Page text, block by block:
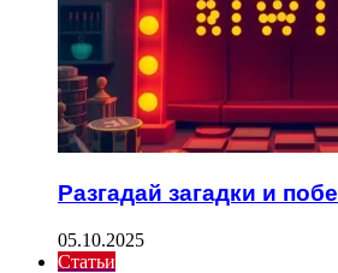
Разгадай загадки и
05.10.2025
Статьи